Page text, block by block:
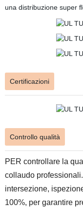
una distribuzione super
Certificazioni
Controllo qualità
PER controllare la
collaudo
intersezione,
100%, per garantire